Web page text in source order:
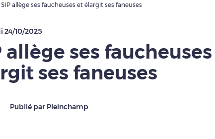
SIP allège ses faucheuses et élargit ses faneuses
24/10/2025
allège ses
ses faneuses
Publié par Pleinchamp